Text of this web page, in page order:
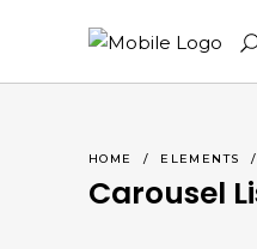
HOME / ELEMENTS
Carousel